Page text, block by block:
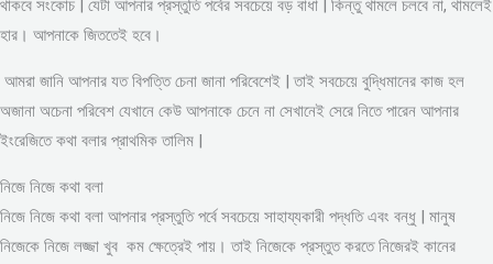
থাকবে সংকোচ | যেটা আপনার প্রস্তুতি পর্বের সবচেয়ে বড় বাধা | কিন্তু থামলে চলবে না, থামলেই
হার। আপনাকে জিততেই হবে।
আমরা জানি আপনার যত বিপত্তি চেনা জানা পরিবেশেই | তাই সবচেয়ে বুদ্ধিমানের কাজ হল
অজানা অচেনা পরিবেশ যেখানে কেউ আপনাকে চেনে না সেখানেই সেরে নিতে পারেন আপনার
ইংরেজিতে কথা বলার প্রাথমিক তালিম |
নিজে নিজে কথা বলা
নিজে নিজে কথা বলা আপনার প্রস্তুতি পর্বে সবচেয়ে সাহায্যকারী পদ্ধতি এবং বন্ধু | মানুষ
নিজেকে নিজে লজ্জা খুব কম ক্ষেত্রেই পায়। তাই নিজেকে প্রস্তুত করতে নিজেরই কানের